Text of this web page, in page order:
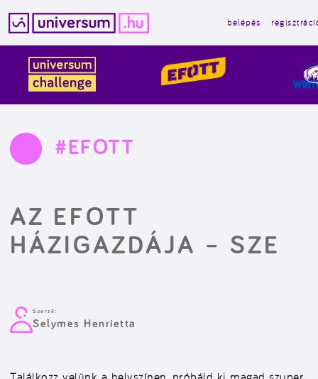
tartalomba
belépés
#EFOTT
AZ EFOTT
HÁZIGAZDÁJA – SZE
Szerző:
Selymes Henrietta